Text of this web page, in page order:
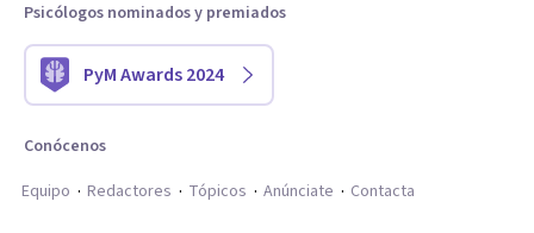
Psicólogos nominados y premiados
PyM Awards 2024
Conócenos
Equipo
Redactores Tópicos Anúnciate Contacta